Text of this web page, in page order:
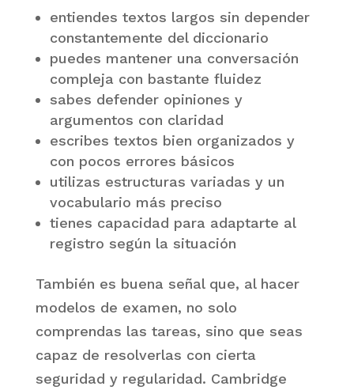
entiendes textos largos sin depender
constantemente del diccionario
puedes mantener una conversación
compleja con bastante fluidez
sabes defender opiniones y
argumentos con claridad
escribes textos bien organizados y
con pocos errores básicos
utilizas estructuras variadas y un
vocabulario más preciso
tienes capacidad para adaptarte al
registro según la situación
También es buena señal que, al hacer
modelos de examen, no solo
comprendas las tareas, sino que seas
capaz de resolverlas con cierta
seguridad y regularidad. Cambridge